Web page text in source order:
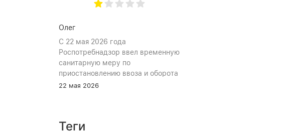
показатель.
Олег
С 22 мая 2026 года
Роспотребнадзор ввел временную
санитарную меру по
приостановлению ввоза и оборота
на территории Российской
вода «Джермук», изготовитель ЗАО
22 мая 2026
Теги